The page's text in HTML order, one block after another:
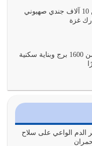
أخرجت للناس بالنهوض
وأهوائنا
معناه أنها أصبحت
صحيفة هآرتس: أكثر من 10 آلاف جندي صهيوني
غزة
غزة: تدمير كامل لأكثر من 1600 برج وبناية سكنية
الدم الواعي على سلاح